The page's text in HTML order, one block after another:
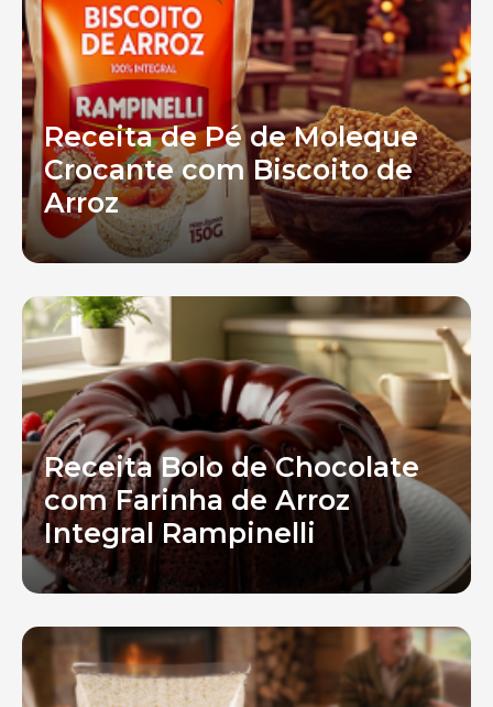
Receita de Pé de Moleque
Crocante com Biscoito de
Arroz
Receita Bolo de Chocolate
com Farinha de Arroz
Integral Rampinelli